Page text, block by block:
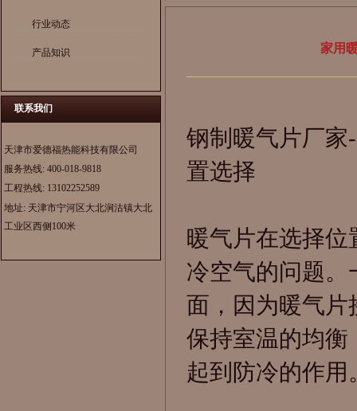
行业动态
产品知识
联系我们
天津市爱德福热能科技有限公司
服务热线:400-018-9818
工程热线:13102252589
地址: 天津市宁河区大北涧沽镇大北
工业区西侧100米
家用
钢制暖气片厂家
置选择
暖气片在选择
冷空气的问题
面，因为暖气片
保持室温的均衡
起到防冷的作用